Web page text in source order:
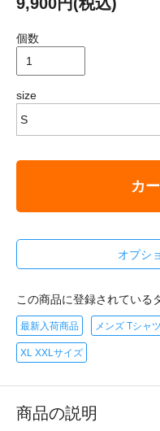
個数
size
カ
オプシ
この商品に登録されている
最新入荷商品 メンズ Tシャツ
XL XXLサイズ
商品の説明